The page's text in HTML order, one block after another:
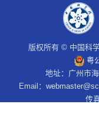
版权所有 © 中国科
粤
地址：广州市
Email：
传